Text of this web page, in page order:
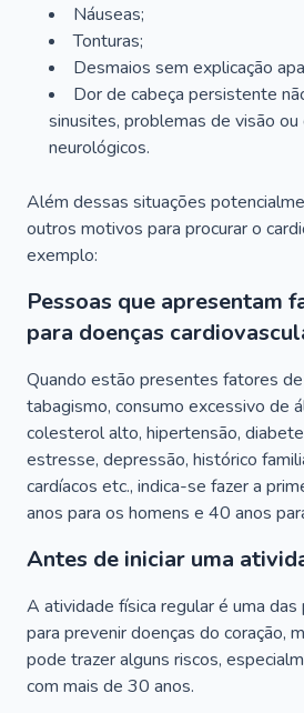
Náuseas;
Tonturas;
Desmaios sem explicação
Dor de cabeça persistente
sinusites, problemas de visão
neurológicos.
Além dessas situações
outros motivos para procurar o
exemplo:
Pessoas que apresentam
para doenças
Quando estão presentes fatores
tabagismo, consumo excessivo de
colesterol alto, hipertensão,
estresse, depressão, histórico
cardíacos etc., indica-se fazer a
anos para os homens e 40 anos
Antes de iniciar uma
A atividade física regular é uma das
para prevenir doenças do coração,
pode trazer alguns riscos,
com mais de 30 anos.